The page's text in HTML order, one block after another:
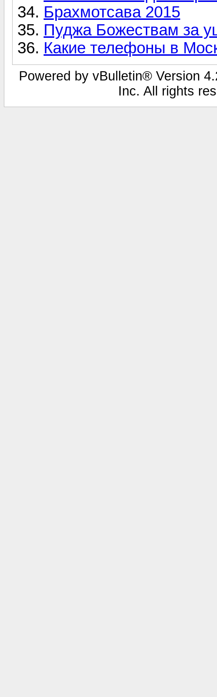
Брахмотсава 2015
Пуджа Божествам за
Какие телефоны в
Powered by vBulletin® Version
Inc. All rights